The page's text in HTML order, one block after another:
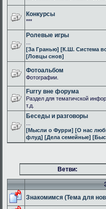
Конкурсы
***
Ролевые игры
[За Гранью] [К.Ш. Система
[Ловцы снов]
Фотоальбом
Фотографии.
Furry вне форума
Раздел для тематичской
т.д.
Беседы и разговоры
[Мысли о Фурри] [О нас
флуд] [Дела семейные]
Ветви:
Знакомимся (Тема для